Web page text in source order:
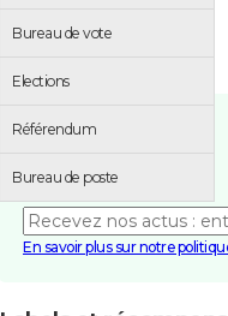
Bureau de vote
Elections
Référendum
Bureau de poste
En savoir plus sur notre